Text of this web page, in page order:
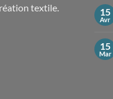
textile.
15
Avr
15
Mar